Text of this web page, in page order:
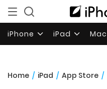
iPhone iPad Mac
Home / iPad / App Store /